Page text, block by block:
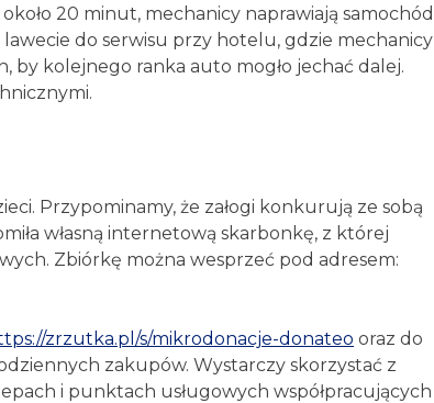
20 minut, mechanicy naprawiają samochód
do serwisu przy hotelu, gdzie mechanicy
by kolejnego ranka auto mogło jechać dalej.
Przypominamy, że załogi konkurują ze sobą
własną internetową skarbonkę, z której
Zbiórkę można wesprzeć pod adresem:
zrzutka.pl/s/mikrodonacje-donateo oraz do
zakupów. Wystarczy skorzystać z
i punktach usługowych współpracujących